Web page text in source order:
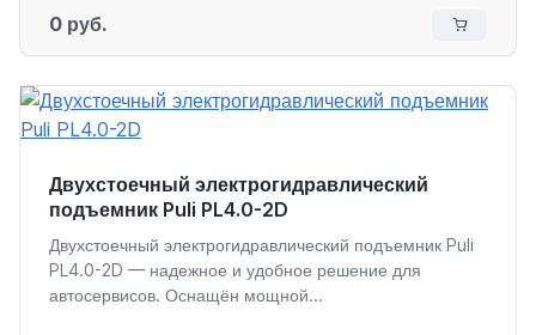
0 руб.
Двухстоечный электрогидравлический
подъемник Puli PL4.0-2D
Двухстоечный электрогидравлический подъемник Puli
PL4.0-2D — надежное и удобное решение для
автосервисов. Оснащён мощной...